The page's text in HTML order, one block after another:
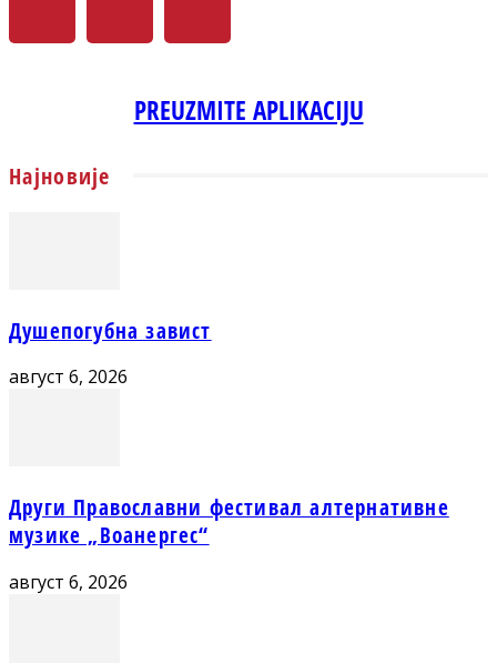
PREUZMITE APLIKACIJU
Најновије
Душепогубна завист
август 6, 2026
Други Православни фестивал алтернативне
музике „Воанергес“
август 6, 2026